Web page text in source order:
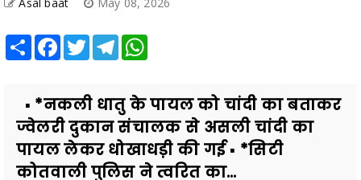
▪️ *नकली धातु के पायल को चांदी का बताकर
पायल लेकर धोखाधड़ी की गई ▪️ *सिटी
कोतवाली पुलिस ने त्वरित का...
Also Read